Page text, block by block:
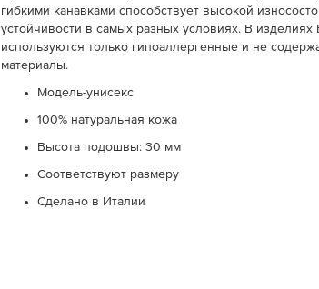
гибкими канавками способствует высокой
устойчивости в самых разных условиях. В изделиях
используются только гипоаллергенные и не
материалы.
Модель-унисекс
100% натуральная кожа
Высота подошвы: 30 мм
Соответствуют размеру
Сделано в Италии